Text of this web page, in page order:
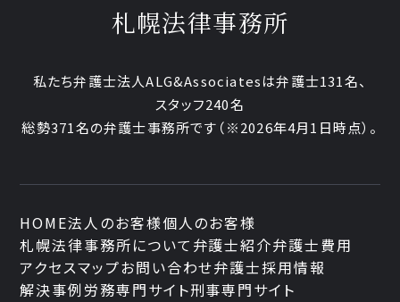
札幌法律事務所
私たち弁護士法人ALG&Associatesは弁護士131名、
スタッフ240名
総勢371名の弁護士事務所です （※2026年4月1日時点）。
HOME法人のお客様個人のお客様
札幌法律事務所について 弁護士紹介弁護士費用
アクセスマップお問い合わせ弁護士採用情報
解決事例労務専門サイト刑事専門サイト